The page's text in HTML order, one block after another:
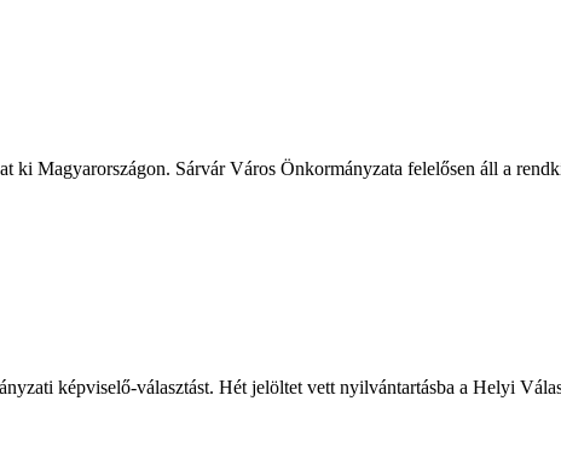
ki Magyarországon. Sárvár Város Önkormányzata felelősen áll a
képviselő-választást. Hét jelöltet vett nyilvántartásba a Helyi